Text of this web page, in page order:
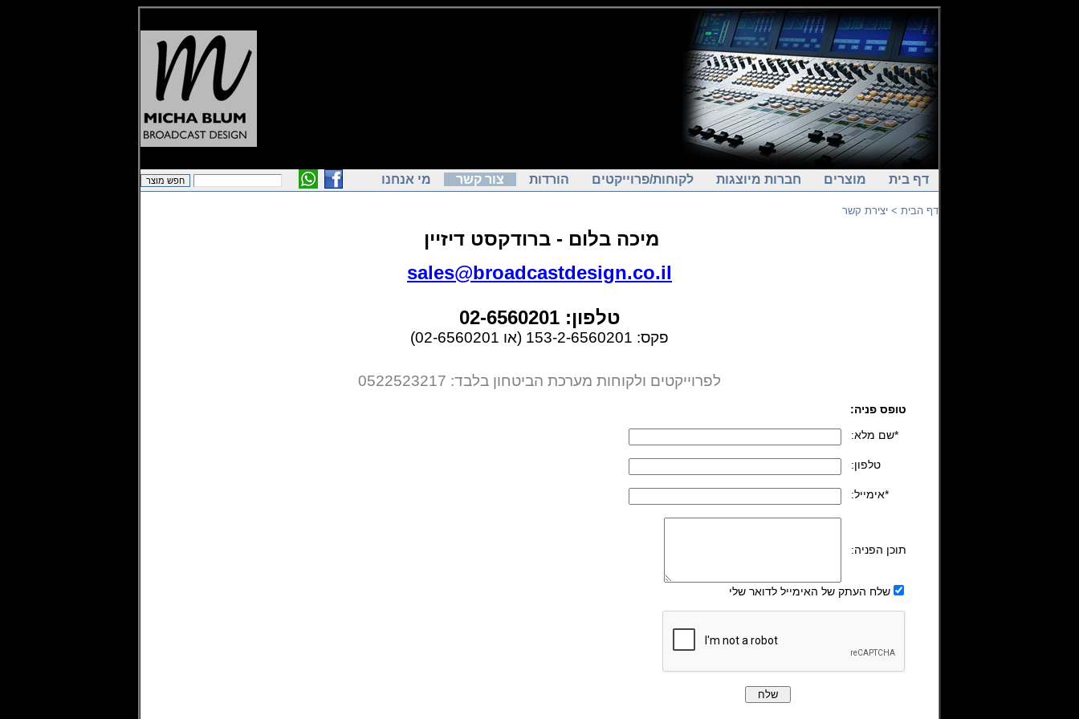
דף בית מוצרים חברות מיוצגות לקוחות/פרוייקטים הורדות צור קשר מי אנחנו
דף הבית > יצירת קשר
מיכה בלום - ברודקסט דיזיין
sales@broadcastdesign.co.il
טלפון: 02-6560201
פקס: 153-2-6560201 (או 02-6560201)
לפרוייקטים ולקוחות מערכת הביטחון בלבד: 0522523217
טופס פניה:
:שם מלא*
:טלפון
:אימייל*
:תוכן הפניה
שלח העתק של האימייל לדואר שלי